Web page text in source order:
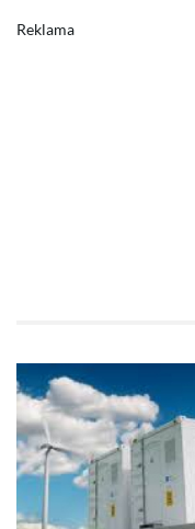
Reklama